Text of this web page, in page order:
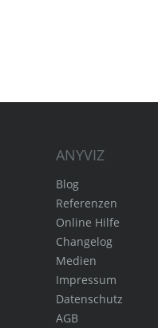
ANYVIZ
Blog
Referenzen
Online Hilfe
Changelog
Medien
Impressum
Datenschutz
AGB